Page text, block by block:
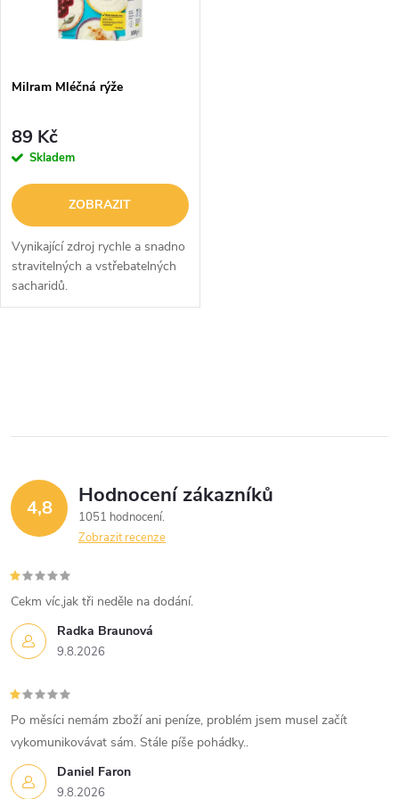
p
r
o
d
u
s
p
r
o
d
u
ů
Milram Mléčná rýže
89 Kč
Skladem
ZOBRAZIT
Vynikající zdroj rychle a snadno
stravitelných a vstřebatelných
sacharidů.
l
d
a
c
í
p
r
v
k
y
4,8 Hodnocení zákazníků
1051 hodnocení
Zobrazit recenze
Radka Braunová
9.8.2026
Cekm víc,jak tři neděle na dodání.
Daniel Faron
9.8.2026
Po měsíci nemám zboží ani peníze, problém jsem musel začít
vykomunikovávat sám. Stále píše pohádky..